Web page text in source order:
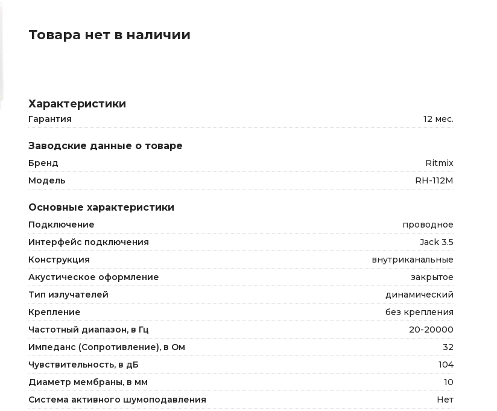
Товара нет в наличии
Характеристики
Гарантия 12 мес.
Заводские данные о товаре
Бренд
Ritmix
Модель
RH-112M
Основные характеристики
Подключение
проводное
Интерфейс подключения
Jack 3.5
Конструкция
внутриканальные
Акустическое оформление
закрытое
Тип излучателей
динамический
Крепление
без крепления
Частотный диапазон, в Гц
20-20000
Импеданс (Сопротивление), в Ом
32
Чувствительность, в дБ
104
Диаметр мембраны, в мм
10
Система активного шумоподавления
Нет